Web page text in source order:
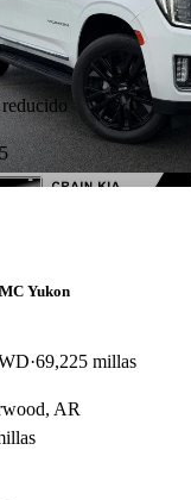
Yukon
69,225 millas
AR